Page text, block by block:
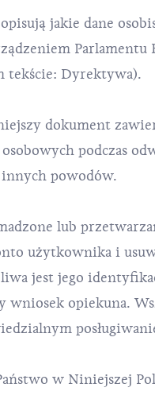
jakie dane
tekście: Dyrektywa).
dokument
podczas
powodów.
lub
użytkownika i
jest jego
wniosek opiekuna.
w Niniejszej